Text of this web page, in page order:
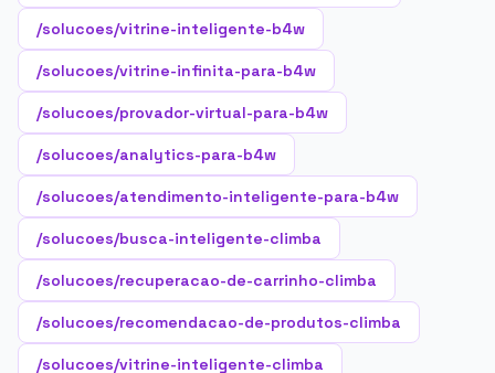
/solucoes/vitrine-inteligente-b4w
/solucoes/vitrine-infinita-para-b4w
/solucoes/provador-virtual-para-b4w
/solucoes/analytics-para-b4w
/solucoes/atendimento-inteligente-para-b4w
/solucoes/busca-inteligente-climba
/solucoes/recuperacao-de-carrinho-climba
/solucoes/recomendacao-de-produtos-climba
/solucoes/vitrine-inteligente-climba